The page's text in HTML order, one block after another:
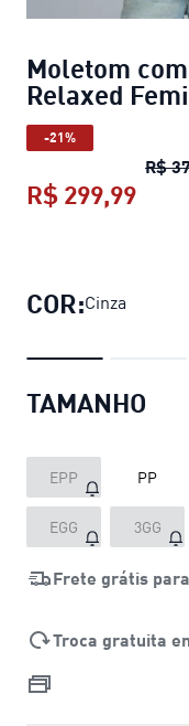
Moletom
Relaxed
-21%
R$
R$ 299,99
COR:Cinza
TAMANHO
EPP PP
EGG 3GG
Frete grátis
Troca gratuita